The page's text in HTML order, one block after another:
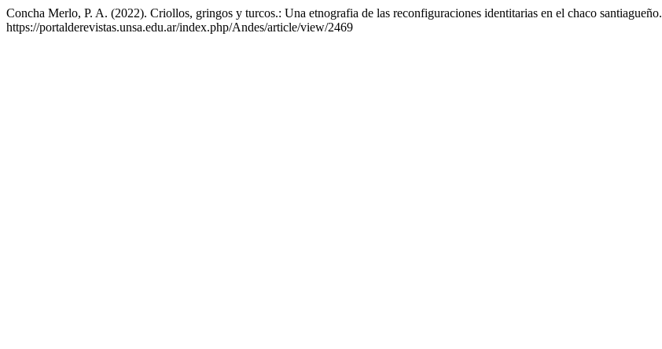
Concha Merlo, P. A. (2022). Criollos, gringos y turcos.: Una etnografia de las reconfiguraciones identitarias en el chaco santiagueño.
https://portalderevistas.unsa.edu.ar/index.php/Andes/article/view/2469